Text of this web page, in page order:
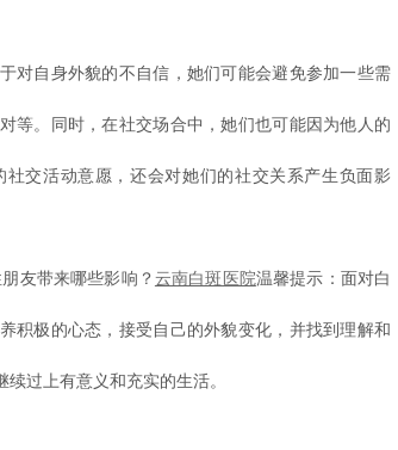
自身外貌的不自信，她们可能会避免参加一些需
等。同时，在社交场合中，她们也可能因为他人的
交活动意愿，还会对她们的社交关系产生负面影
友带来哪些影响？ 云南白斑医院温馨提示：面对白
积极的心态，接受自己的外貌变化，并找到理解和
过上有意义和充实的生活。